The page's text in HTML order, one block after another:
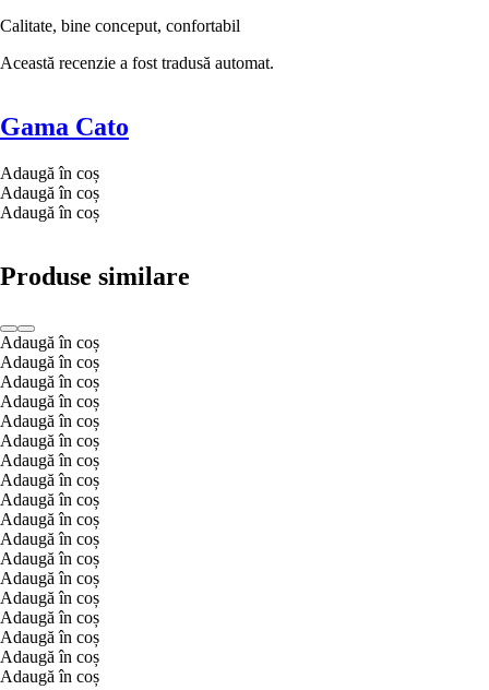
Calitate, bine conceput, confortabil
Această recenzie a fost tradusă automat.
Gama Cato
Adaugă în coș
Adaugă în coș
Adaugă în coș
Produse similare
Adaugă în coș
Adaugă în coș
Adaugă în coș
Adaugă în coș
Adaugă în coș
Adaugă în coș
Adaugă în coș
Adaugă în coș
Adaugă în coș
Adaugă în coș
Adaugă în coș
Adaugă în coș
Adaugă în coș
Adaugă în coș
Adaugă în coș
Adaugă în coș
Adaugă în coș
Adaugă în coș